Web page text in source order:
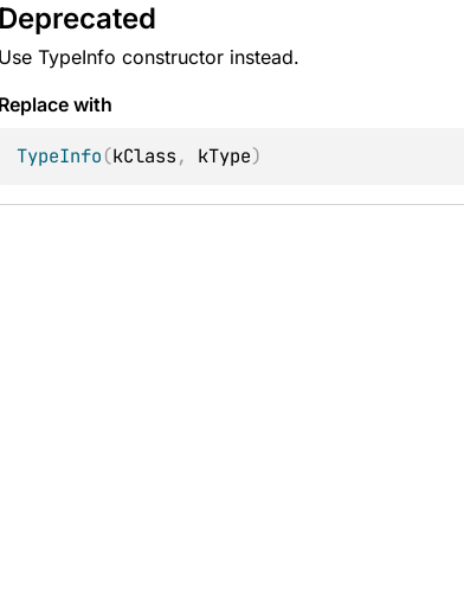
Deprecated
Use TypeInfo constructor instead.
Replace with
TypeInfo(kClass, kType)